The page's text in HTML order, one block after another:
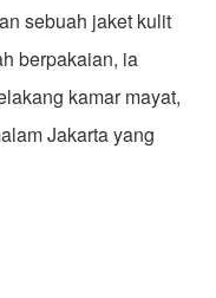
sebuah jaket kulit
berpakaian, ia
kamar mayat,
Jakarta yang